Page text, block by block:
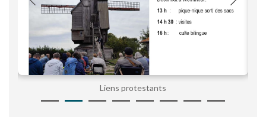
Liens protestants